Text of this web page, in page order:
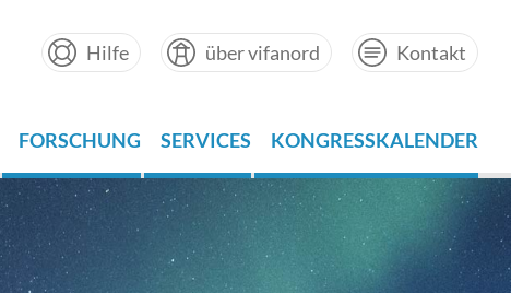
Hilfe über vifanord Kontakt
FORSCHUNG SERVICES KONGRESSKALENDER